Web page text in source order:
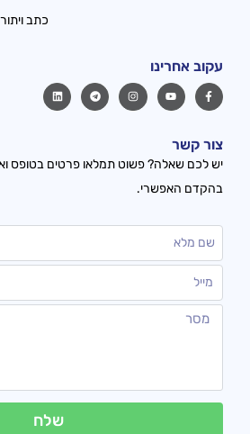
כתב ויתור
עקוב אחרינו
צור קשר
יש לכם שאלה? פשוט תמלאו פרטים בטופס
בהקדם האפשרי.
שלח